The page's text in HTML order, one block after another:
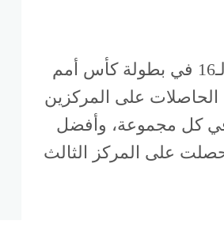
ويتأهل للدور الـ16 في بطولة كأس أمم
الحاصلات على المركزين
في كل مجموعة، وأفضل
حصلت على المركز الثالث